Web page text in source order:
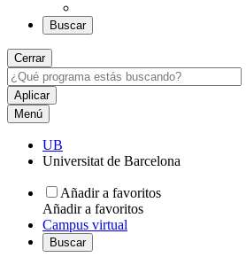
Buscar
Cerrar
Menú
UB
Universitat de Barcelona
Añadir a favoritos
Añadir a favoritos
Campus virtual
Buscar